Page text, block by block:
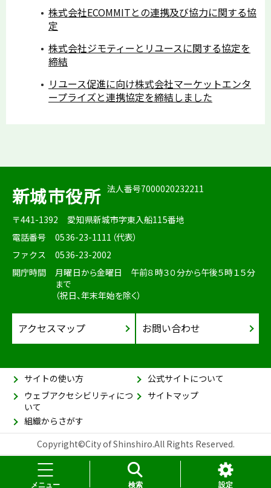
メニュー 検索 設定
株式会社ECOMMITとの連携及び協力に関する協
定
株式会社ジモティーとリユースに関する協定を
締結
リユース促進に向け株式会社マーケットエンタ
ープライズと連携協定を締結しました
新城市役所 法人番号7000020232211
〒441-1392
愛知県新城市字東入船115番地
電話番号
0536-23-1111（代表）
ファクス
0536-23-2002
開庁時間
月曜日から金曜日 午前８時３０分から午後５時１５分
まで
（祝日、年末年始を除く）
アクセスマップ お問い合わせ
サイトの使い方
公式サイトについて
ウェブアクセシビリティにつ
いて
サイトマップ
組織からさがす
Copyright©City of Shinshiro.All Rights Reserved.